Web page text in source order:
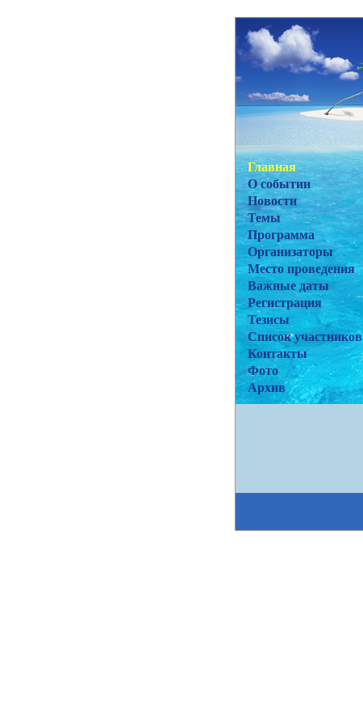
Главная
О событии
Новости
Темы
Программа
Организаторы
Место проведения
Важные даты
Регистрация
Тезисы
Список участников
Контакты
Фото
Архив